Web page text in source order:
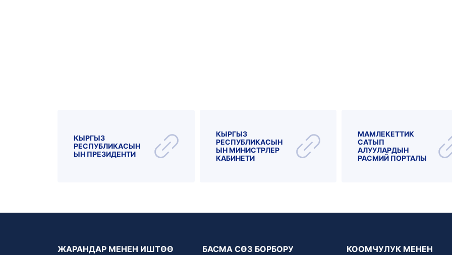
КЫРГЫЗ
РЕСПУБЛИКАСЫН
ЫН ПРЕЗИДЕНТИ
КЫРГЫЗ
РЕСПУБЛИКАСЫН
ЫН МИНИСТРЛЕР
КАБИНЕТИ
МАМЛЕКЕТТИК
САТЫП
АЛУУЛАРДЫН
РАСМИЙ ПОРТАЛЫ
ЖАРАНДАР МЕНЕН ИШТӨӨ БАСМА СӨЗ БОРБОРУ
КООМЧУЛУК МЕНЕН